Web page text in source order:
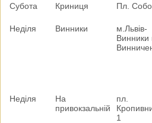
Субота Криниця Пл.
Неділя Винники
м.Львів-
Винники
Неділя
На
привокзальній
пл.
1